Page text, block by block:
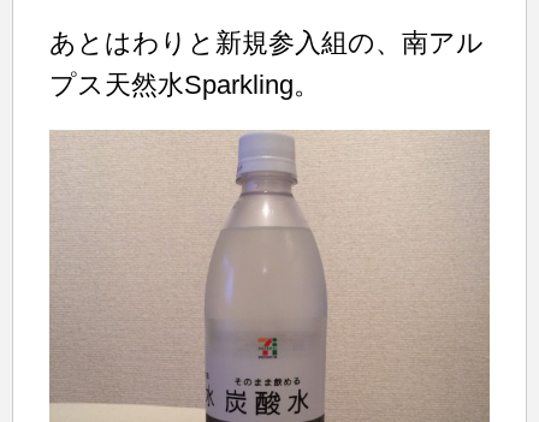
あとはわりと新規参入組の、南アル
プス天然水Sparkling。